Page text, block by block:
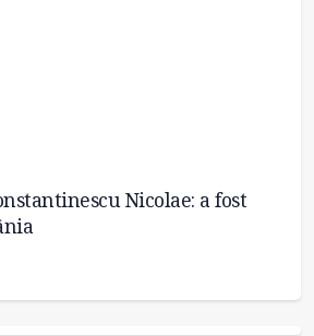
Nicolae: a fost